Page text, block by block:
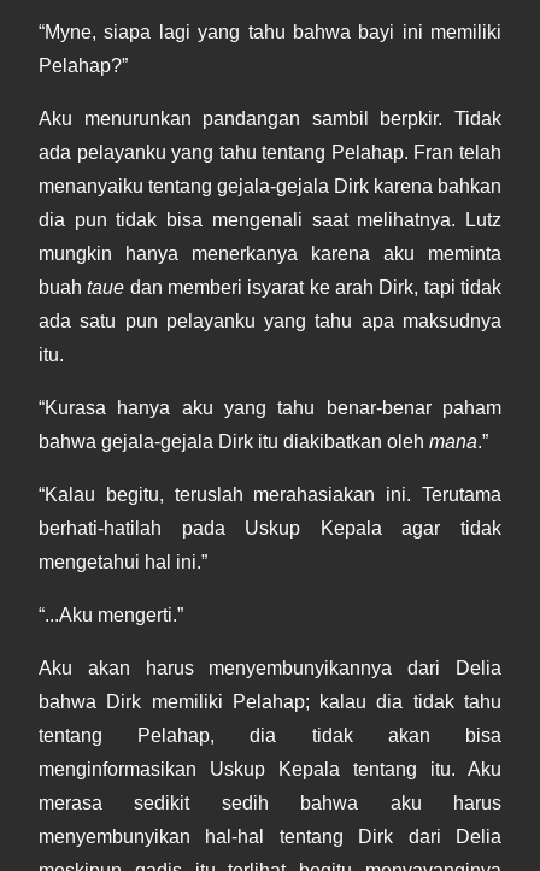
“Myne, siapa lagi yang tahu bahwa bayi ini memiliki
Pelahap?”
Aku menurunkan pandangan sambil berpkir. Tidak
ada pelayanku yang tahu tentang Pelahap. Fran telah
menanyaiku tentang gejala-gejala Dirk karena bahkan
dia pun tidak bisa mengenali saat melihatnya. Lutz
mungkin hanya menerkanya karena aku meminta
buahtaue dan memberi isyarat ke arah Dirk, tapi tidak
ada satu pun pelayanku yang tahu apa maksudnya
itu.
“Kurasa hanya aku yang tahu benar-benar paham
bahwa gejala-gejala Dirk itu diakibatkan oleh mana.”
“Kalau begitu, teruslah merahasiakan ini. Terutama
berhati-hatilah pada Uskup Kepala agar tidak
mengetahui hal ini.”
“...Aku mengerti.”
Aku akan harus menyembunyikannya dari Delia
bahwa Dirk memiliki Pelahap; kalau dia tidak tahu
tentang Pelahap, dia tidak akan bisa
menginformasikan Uskup Kepala tentang itu. Aku
merasa sedikit sedih bahwa aku harus
menyembunyikan hal-hal tentang Dirk dari Delia